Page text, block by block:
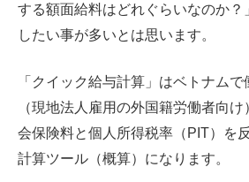
する額面給料はどれぐらいなのか？
したい事が多いとは思います。
「クイック給与計算」はベトナムで
（現地法人雇用の外国籍労働者向
会保険料と個人所得税率（PIT）を
計算ツール（概算）になります。